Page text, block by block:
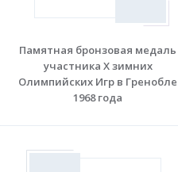
Памятная бронзовая медаль
участника X зимних
Олимпийских Игр в Гренобле
1968 года